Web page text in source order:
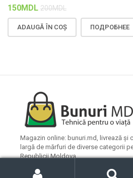
150MDL 200MDL
ADAUGĂ ÎN COȘ ПОДРОБНЕЕ
Magazin online: bunuri.md, livrează și
largă de mărfuri de diverse categorii
Republicii Moldova.